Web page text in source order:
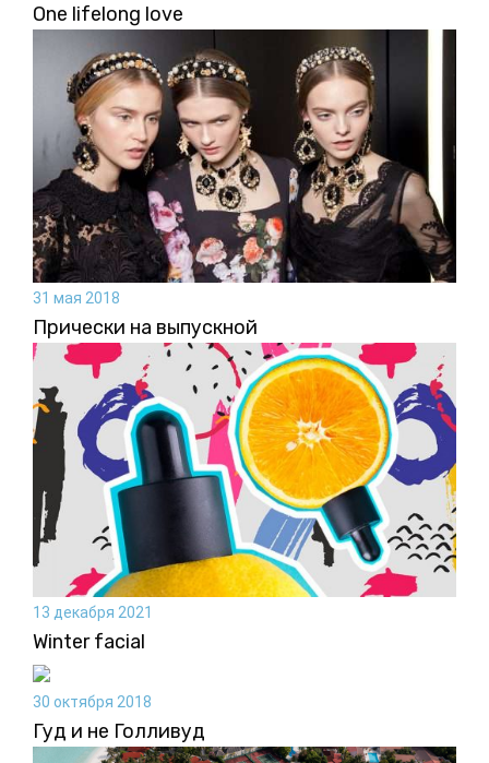
One lifelong love
31 мая 2018
Прически на выпускной
13 декабря 2021
Winter facial
30 октября 2018
Гуд и не Голливуд